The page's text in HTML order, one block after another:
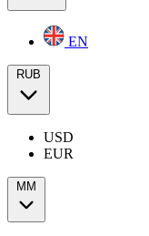
EN
RUB
USD
EUR
ММ